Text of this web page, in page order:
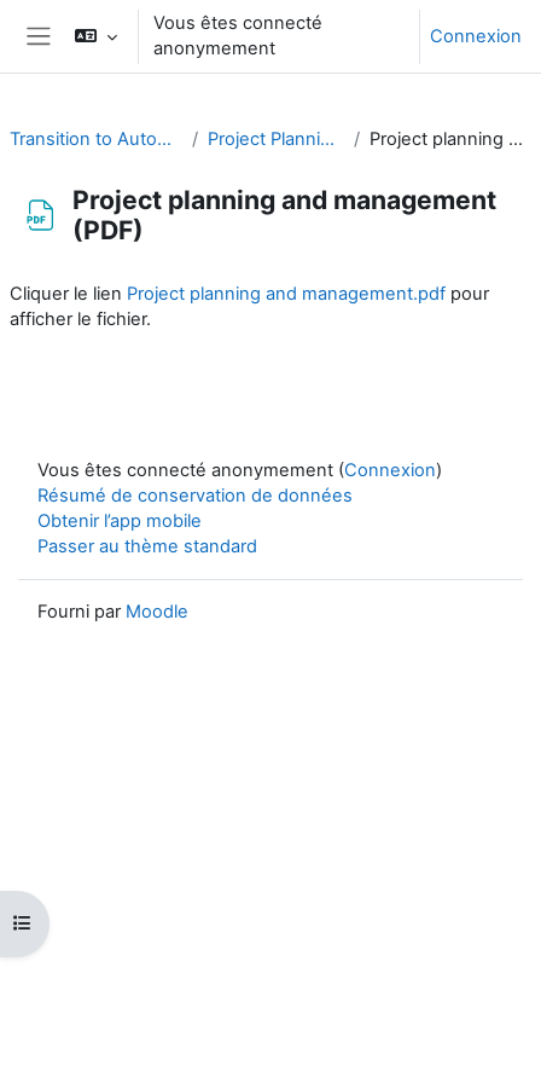
Passer au contenu principal
Panneau latéral
Vous êtes connecté
anonymement
Connexion
Ouvrir l’index du cours
Transition to Automation Training Material Project Planning and Management Project planning and management (PDF)
Project planning and management
(PDF)
Cliquer le lien Project planning and management.pdf pour
afficher le fichier.
Vous êtes connecté anonymement (Connexion)
Résumé de conservation de données
Obtenir l’app mobile
Passer au thème standard
Fourni par Moodle